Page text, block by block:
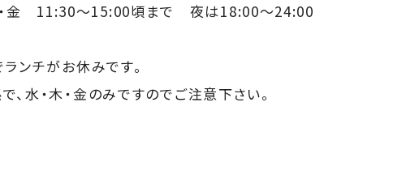
・金 11:30～15:00頃まで 夜は18:00～24:00
ンチがお休みです。
水・木・金のみですのでご注意下さい。